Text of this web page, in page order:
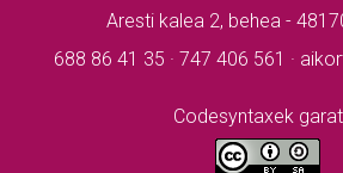
Aresti kalea 2, behea -
688 86 41 35 · 747 406 561 ·
Codesyntaxek